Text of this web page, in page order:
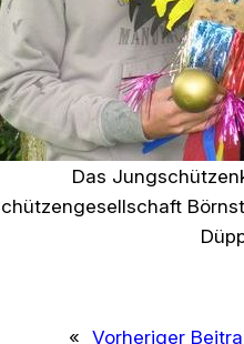
Das
« Vorheriger